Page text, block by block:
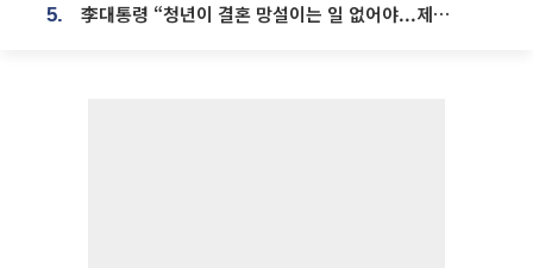
5. 李대통령 “청년이 결혼 망설이는 일 없어야...제도상 불이익 조사”